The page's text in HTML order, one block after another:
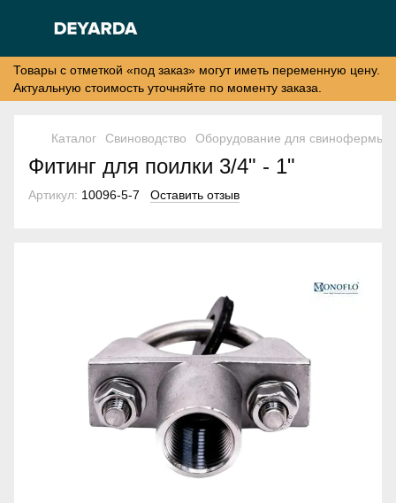
Товары с отметкой «под заказ» могут иметь переменную цену.
Актуальную стоимость уточняйте по моменту заказа.
Каталог Свиноводство Оборудование для свинофермы
Фитинг для поилки 3/4" - 1"
Артикул: 10096-5-7 Оставить отзыв